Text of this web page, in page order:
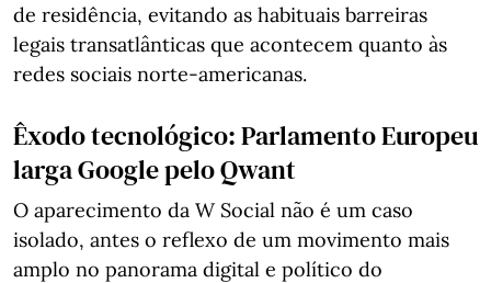
de residência, evitando as habituais barreiras
legais transatlânticas que acontecem quanto às
redes sociais norte-americanas.
Êxodo tecnológico: Parlamento Europeu
larga Google pelo Qwant
O aparecimento da W Social não é um caso
isolado, antes o reflexo de um movimento mais
amplo no panorama digital e político do